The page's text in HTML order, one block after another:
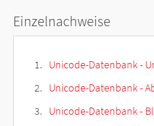
Einzelnachweise
Unicode-Datenbank -
Unicode-Datenbank -
Unicode-Datenbank -